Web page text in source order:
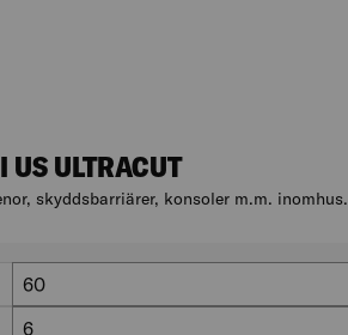
US ULTRACUT
skyddsbarriärer, konsoler m.m. inomhus.
Längd (mm)
60
Diameter borrhål (mm)
6